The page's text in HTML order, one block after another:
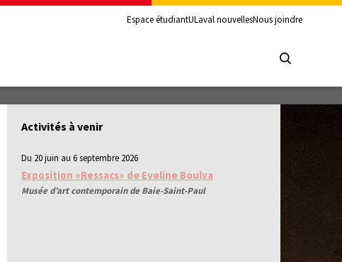
Espace étudiantULaval nouvellesNous joindre
Activités à venir
Du 20 juin au 6 septembre 2026
Exposition «Ressacs» de Eveline Boulva
Musée d’art contemporain de Baie-Saint-Paul